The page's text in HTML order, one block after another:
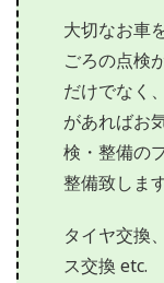
大切なお車
ごろの点検
だけでなく
があればお
検・整備の
整備致しま
タイヤ交換
ス交換 etc.